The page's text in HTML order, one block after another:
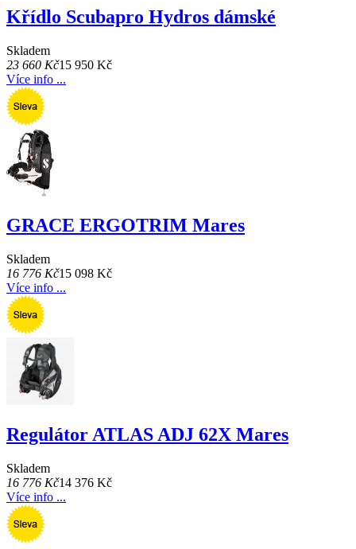
Křídlo Scubapro Hydros dámské
Skladem
23 660 Kč15 950 Kč
Více info ...
GRACE ERGOTRIM Mares
Skladem
16 776 Kč15 098 Kč
Více info ...
Regulátor ATLAS ADJ 62X Mares
Skladem
16 776 Kč14 376 Kč
Více info ...